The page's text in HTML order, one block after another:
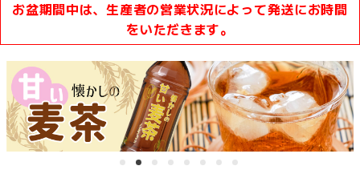
お盆期間中は、生産者の営業状況によって発送にお時間
をいただきます。